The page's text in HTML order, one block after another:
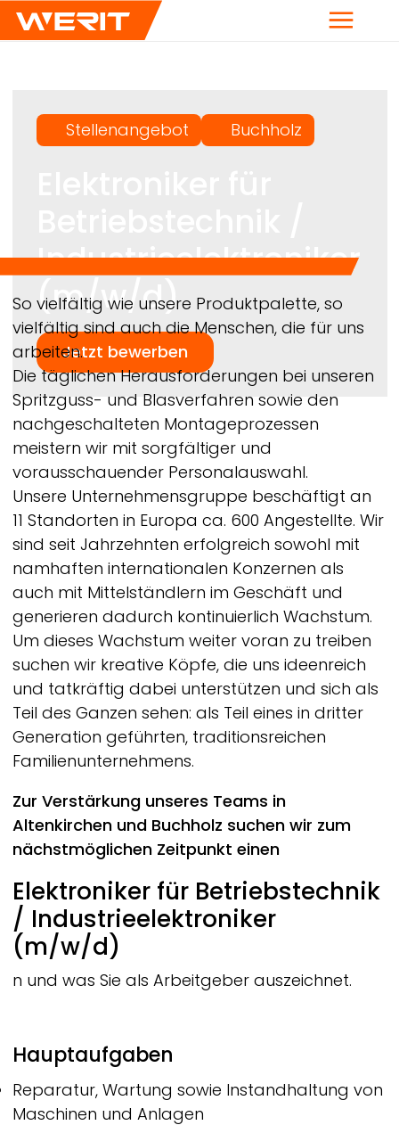
Menü
Stellenangebot Buchholz
Industrieelektroniker
(m/w/d)
Jetzt bewerben
Breadcrumb
So vielfältig wie unsere Produktpalette, so
vielfältig sind auch die Menschen, die für uns
arbeiten.
Die täglichen Herausforderungen bei unseren
Spritzguss- und Blasverfahren sowie den
nachgeschalteten Montageprozessen
meistern wir mit sorgfältiger und
vorausschauender Personalauswahl.
Unsere Unternehmensgruppe beschäftigt an
11 Standorten in Europa ca. 600 Angestellte. Wir
sind seit Jahrzehnten erfolgreich sowohl mit
namhaften internationalen Konzernen als
auch mit Mittelständlern im Geschäft und
generieren dadurch kontinuierlich Wachstum.
Um dieses Wachstum weiter voran zu treiben
suchen wir kreative Köpfe, die uns ideenreich
und tatkräftig dabei unterstützen und sich als
Teil des Ganzen sehen: als Teil eines in dritter
Generation geführten, traditionsreichen
Familienunternehmens.
Zur Verstärkung unseres Teams in
Altenkirchen und Buchholz suchen wir zum
nächstmöglichen Zeitpunkt einen
Elektroniker für Betriebstechnik
/ Industrieelektroniker
(m/w/d)
n und was Sie als Arbeitgeber auszeichnet.
Hauptaufgaben
Reparatur, Wartung sowie Instandhaltung von
Maschinen und Anlagen